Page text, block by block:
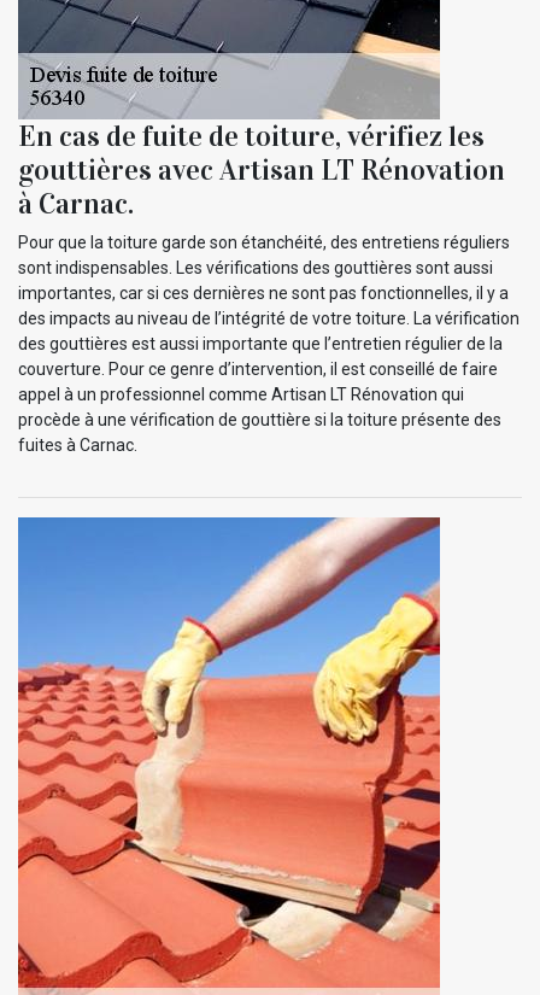
En cas de fuite de toiture, vérifiez les
gouttières avec Artisan LT Rénovation
à Carnac.
Pour que la toiture garde son étanchéité, des entretiens réguliers
sont indispensables. Les vérifications des gouttières sont aussi
importantes, car si ces dernières ne sont pas fonctionnelles, il y a
des impacts au niveau de l’intégrité de votre toiture. La vérification
des gouttières est aussi importante que l’entretien régulier de la
couverture. Pour ce genre d’intervention, il est conseillé de faire
appel à un professionnel comme Artisan LT Rénovation qui
procède à une vérification de gouttière si la toiture présente des
fuites à Carnac.